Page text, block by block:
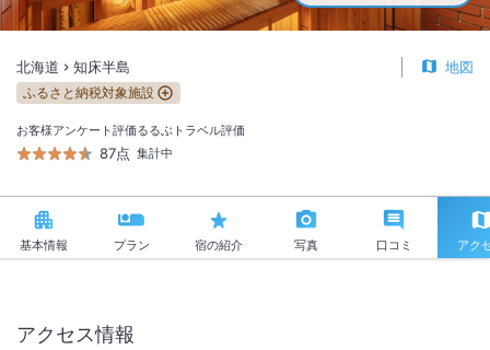
北海道 知床半島 地図
ふるさと納税対象施設
お客様アンケート評価
87点
るるぶトラベル評価
集計中
基本情報 プラン 宿の紹介 写真 口コミ アク
アクセス情報